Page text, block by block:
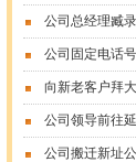
公司总经理臧
公司固定电话
向新老客户拜
公司领导前往
公司搬迁新址